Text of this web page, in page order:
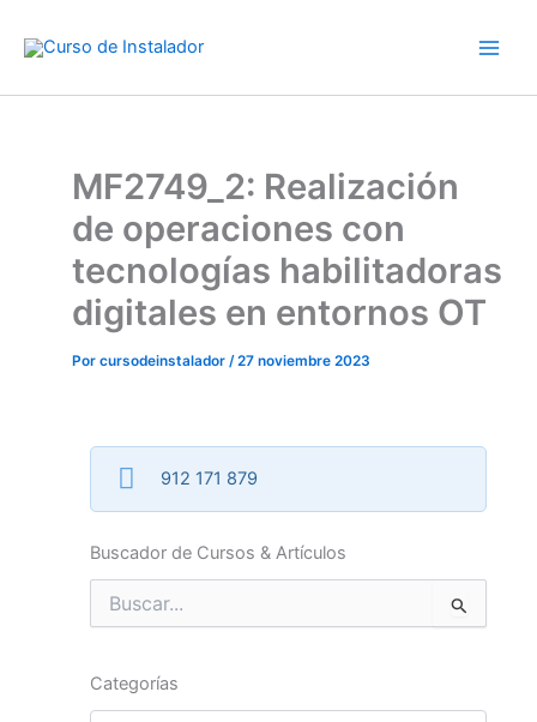
MF2749_2: Realización
de operaciones con
tecnologías habilitadoras
digitales en entornos OT
Por cursodeinstalador /27 noviembre 2023
912 171 879
Buscador de Cursos & Artículos
Buscar
por:
Categorías
Categorías